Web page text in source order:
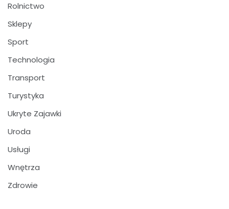
Rolnictwo
Sklepy
Sport
Technologia
Transport
Turystyka
Ukryte Zajawki
Uroda
Usługi
Wnętrza
Zdrowie